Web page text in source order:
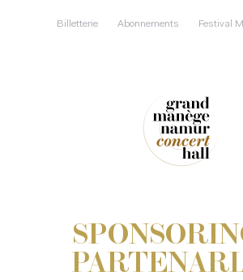
Billetterie Abonnements Festival